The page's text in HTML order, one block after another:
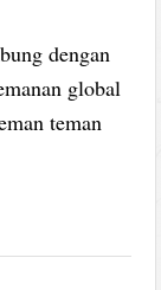
dengan
global
teman